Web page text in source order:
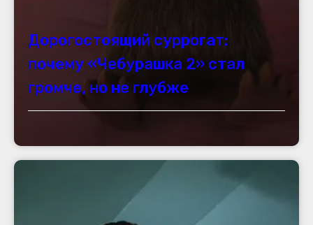
Дорогостоящий суррогат:
почему «Чебурашка 2» стал
громче, но не глубже